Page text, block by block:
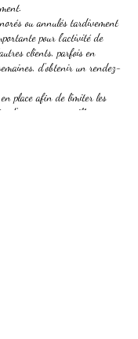
ou annulés tardivement
pour l'activité de
clients, parfois en
d'obtenir un rendez-
en place afin de limiter les
d'assurer une meilleure